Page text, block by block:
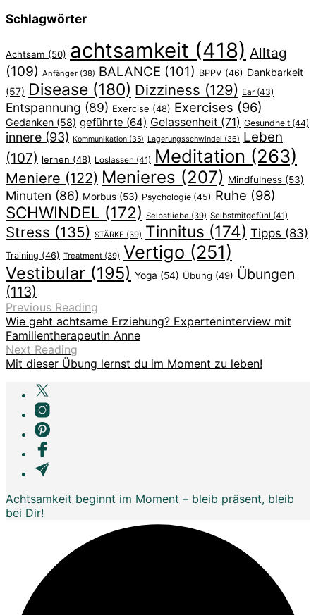
Schlagwörter
Achtsam (50) achtsamkeit (418) Alltag
(109) Anfänger (38) BALANCE (101) BPPV (46) Dankbarkeit
(57) Disease (180) Dizziness (129) Ear(43)
Entspannung (89) Exercise (48) Exercises (96)
Gedanken (58) geführte (64) Gelassenheit (71) Gesundheit (44)
innere (93) Kommunikation (35) Lagerungsschwindel (36) Leben
(107) lernen (48) Loslassen (41) Meditation (263)
Meniere (122) Menieres (207) Mindfulness (53)
Minuten (86) Morbus (53) Psychologie (45) Ruhe (98)
SCHWINDEL (172) Selbstliebe (39) Selbstmitgefühl (41)
Stress (135) STÄRKE (39) Tinnitus (174) Tipps (83)
Training (46) Treatment (39) Vertigo (251)
Vestibular (195) Yoga (54) Übung (49) Übungen
(113)
Previous Reading
Wie geht achtsame Erziehung? Experteninterview mit
Familientherapeutin Anne
Next Reading
Mit dieser Übung lernst du im Moment zu leben!
Achtsamkeit beginnt im Moment – bleib präsent, bleib
bei Dir!